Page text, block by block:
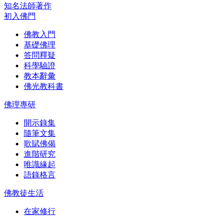
知名法師著作
初入佛門
佛教入門
基礎佛理
答問釋疑
科學驗證
教本辭彙
佛光教科書
佛理專研
開示錄集
隨筆文集
歌賦佛偈
進階研究
唯識緣起
語錄格言
佛教徒生活
在家修行